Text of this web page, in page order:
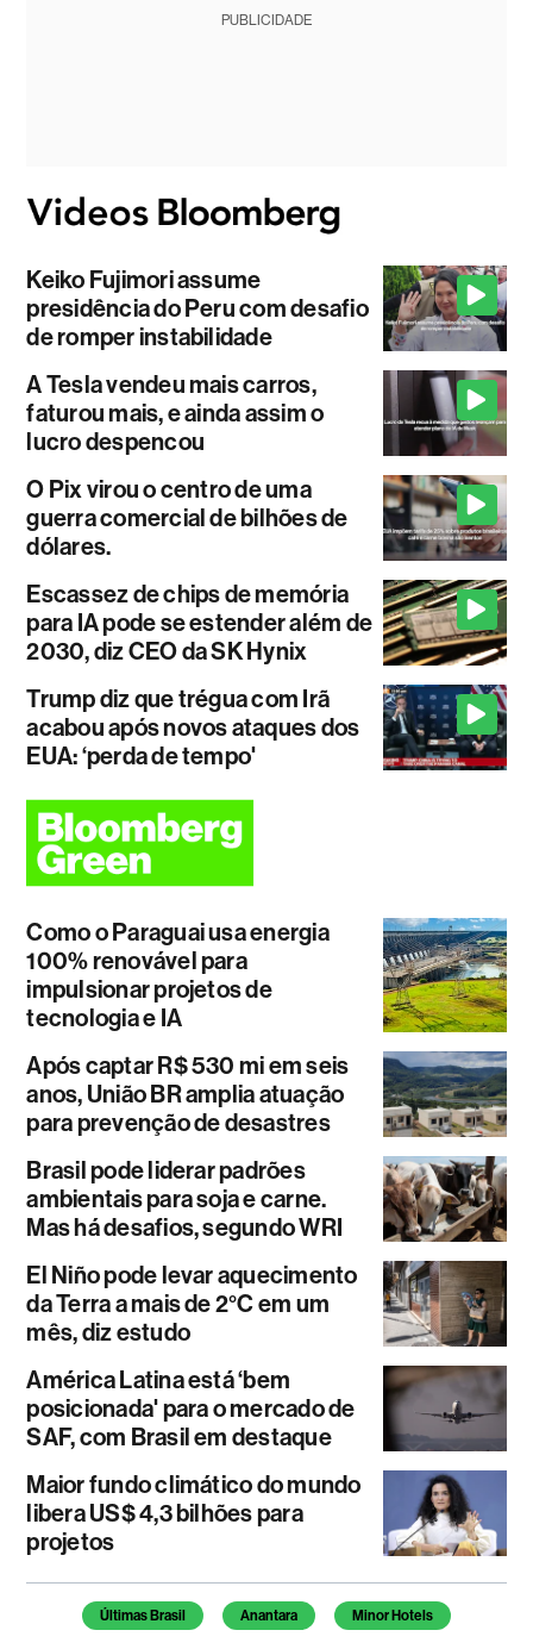
PUBLICIDADE
Keiko Fujimori assume
presidência do Peru com desafio
de romper instabilidade
A Tesla vendeu mais carros,
faturou mais, e ainda assim o
lucro despencou
O Pix virou o centro de uma
guerra comercial de bilhões de
dólares.
Escassez de chips de memória
para IA pode se estender além de
2030, diz CEO da SK Hynix
Trump diz que trégua com Irã
acabou após novos ataques dos
EUA: ‘perda de tempo'
Como o Paraguai usa energia
100% renovável para
impulsionar projetos de
tecnologia e IA
Após captar R$ 530 mi em seis
anos, União BR amplia atuação
para prevenção de desastres
Brasil pode liderar padrões
ambientais para soja e carne.
Mas há desafios, segundo WRI
El Niño pode levar aquecimento
da Terra a mais de 2°C em um
mês, diz estudo
América Latina está ‘bem
posicionada' para o mercado de
SAF, com Brasil em destaque
Maior fundo climático do mundo
libera US$ 4,3 bilhões para
projetos
Temas deste artigo
Últimas Brasil Anantara Minor Hotels